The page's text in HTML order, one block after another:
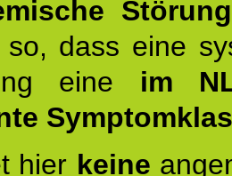
dass eine
eine im
hier keine